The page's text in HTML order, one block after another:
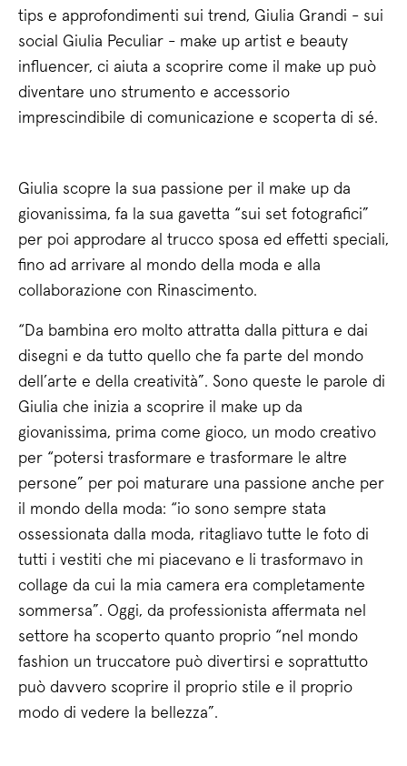
tips e approfondimenti sui trend, Giulia Grandi - sui
social Giulia Peculiar - make up artist e beauty
influencer, ci aiuta a scoprire come il make up può
diventare uno strumento e accessorio
imprescindibile di comunicazione e scoperta di sé.
Giulia scopre la sua passione per il make up da
giovanissima, fa la sua gavetta “sui set fotografici”
per poi approdare al trucco sposa ed effetti speciali,
fino ad arrivare al mondo della moda e alla
collaborazione con Rinascimento.
“Da bambina ero molto attratta dalla pittura e dai
disegni e da tutto quello che fa parte del mondo
dell’arte e della creatività”. Sono queste le parole di
Giulia che inizia a scoprire il make up da
giovanissima, prima come gioco, un modo creativo
per “potersi trasformare e trasformare le altre
persone” per poi maturare una passione anche per
il mondo della moda: “io sono sempre stata
ossessionata dalla moda, ritagliavo tutte le foto di
tutti i vestiti che mi piacevano e li trasformavo in
collage da cui la mia camera era completamente
sommersa”. Oggi, da professionista affermata nel
settore ha scoperto quanto proprio “nel mondo
fashion un truccatore può divertirsi e soprattutto
può davvero scoprire il proprio stile e il proprio
modo di vedere la bellezza”.